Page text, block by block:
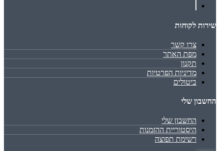
שירות לקוחות
צרו קשר
מפת האתר
תקנון
מדיניות הפרטיות
ביטולים
החשבון שלי
החשבון שלי
היסטוריית ההזמנות
רשימת תפוצה